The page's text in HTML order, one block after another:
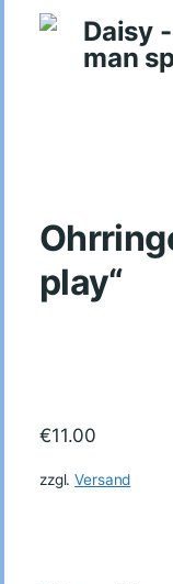
Daisy
man
play“
€11.00
zzgl.Versand